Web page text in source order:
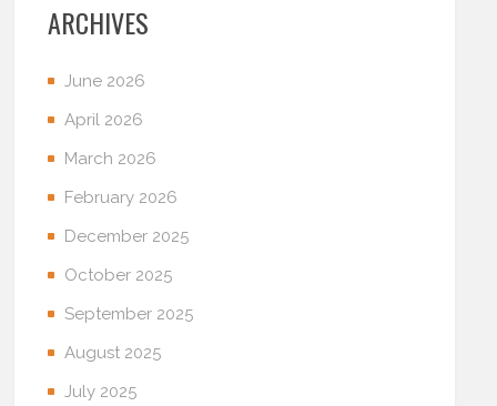
ARCHIVES
June 2026
April 2026
March 2026
February 2026
December 2025
October 2025
September 2025
August 2025
July 2025